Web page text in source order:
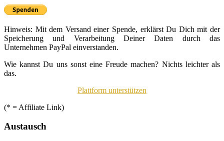
Hinweis: Mit dem Versand einer Spende, erklärst Du Dich mit der
Speicherung und Verarbeitung Deiner Daten durch das
Unternehmen PayPal einverstanden.
Wie kannst Du uns sonst eine Freude machen? Nichts leichter als
das.
Plattform unterstützen
(* = Affiliate Link)
Austausch